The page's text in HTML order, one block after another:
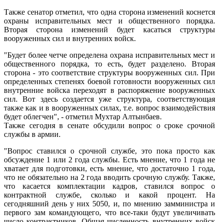
Также сенатор отметил, что одна сторона изменений коснется
охраны исправительных мест и общественного порядка.
Вторая сторона изменений будет касаться структуры
вооруженных сил и внутренних войск.
"Будет более четче определена охрана исправительных мест и
общественного порядка, то есть, будет разделено. Вторая
сторона - это соответствие структуры вооруженных сил. При
определенных степенях боевой готовности вооруженных сил
внутренние войска переходят в распоряжение вооруженных
сил. Вот здесь создается уже структура, соответствующая
также как и в вооруженных силах, т.е. вопрос взаимодействия
будет облегчен", - отметил Мухтар Алтынбаев.
Также сегодня в сенате обсудили вопрос о сроке срочной
службы в армии.
"Вопрос ставился о срочной службе, это пока просто как
обсуждение 1 или 2 года службы. Есть мнение, что 1 года не
хватает для подготовки, есть мнение, что достаточно 1 года,
что не обязательно на 2 года вводить срочную службу. Также,
что касается комплектации кадров, ставился вопрос о
контрактной службе, сколько и какой процент. На
сегодняшний день у них 5050, и, по мнению замминистра и
первого зам командующего, что все-таки будут увеличивать